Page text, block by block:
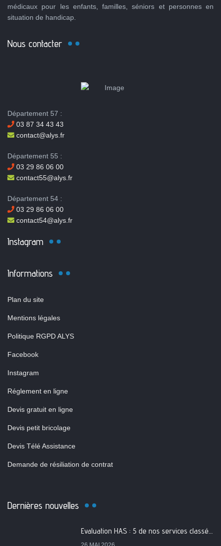
médicaux pour les enfants, familles, séniors et personnes en
situation de handicap.
Nous contacter
Département 57 :
03 87 34 43 43
contact@alys.fr
Département 55 :
03 29 86 06 00
contact55@alys.fr
Département 54 :
03 29 86 06 00
contact54@alys.fr
Instagram
Informations
Plan du site
Mentions légales
Politique RGPD ALYS
Facebook
Instagram
Réglement en ligne
Devis gratuit en ligne
Devis petit bricolage
Devis Télé Assistance
Demande de résiliation de contrat
Dernières nouvelles
Evaluation HAS : 5 de nos services classés A